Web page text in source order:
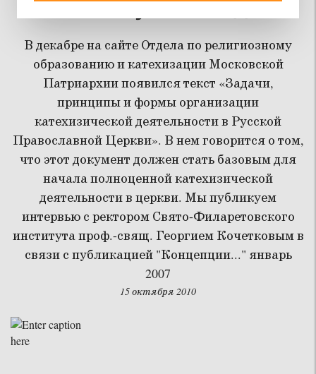
минимум полгода
В декабре на сайте Отдела по религиозному
образованию и катехизации Московской
Патриархии появился текст «Задачи,
принципы и формы организации
катехизической деятельности в Русской
Православной Церкви». В нем говорится о том,
что этот документ должен стать базовым для
начала полноценной катехизической
деятельности в церкви. Мы публикуем
интервью с ректором Свято-Филаретовского
института проф.-свящ. Георгием Кочетковым в
связи с публикацией "Концепции..." январь
2007
15 октября 2010